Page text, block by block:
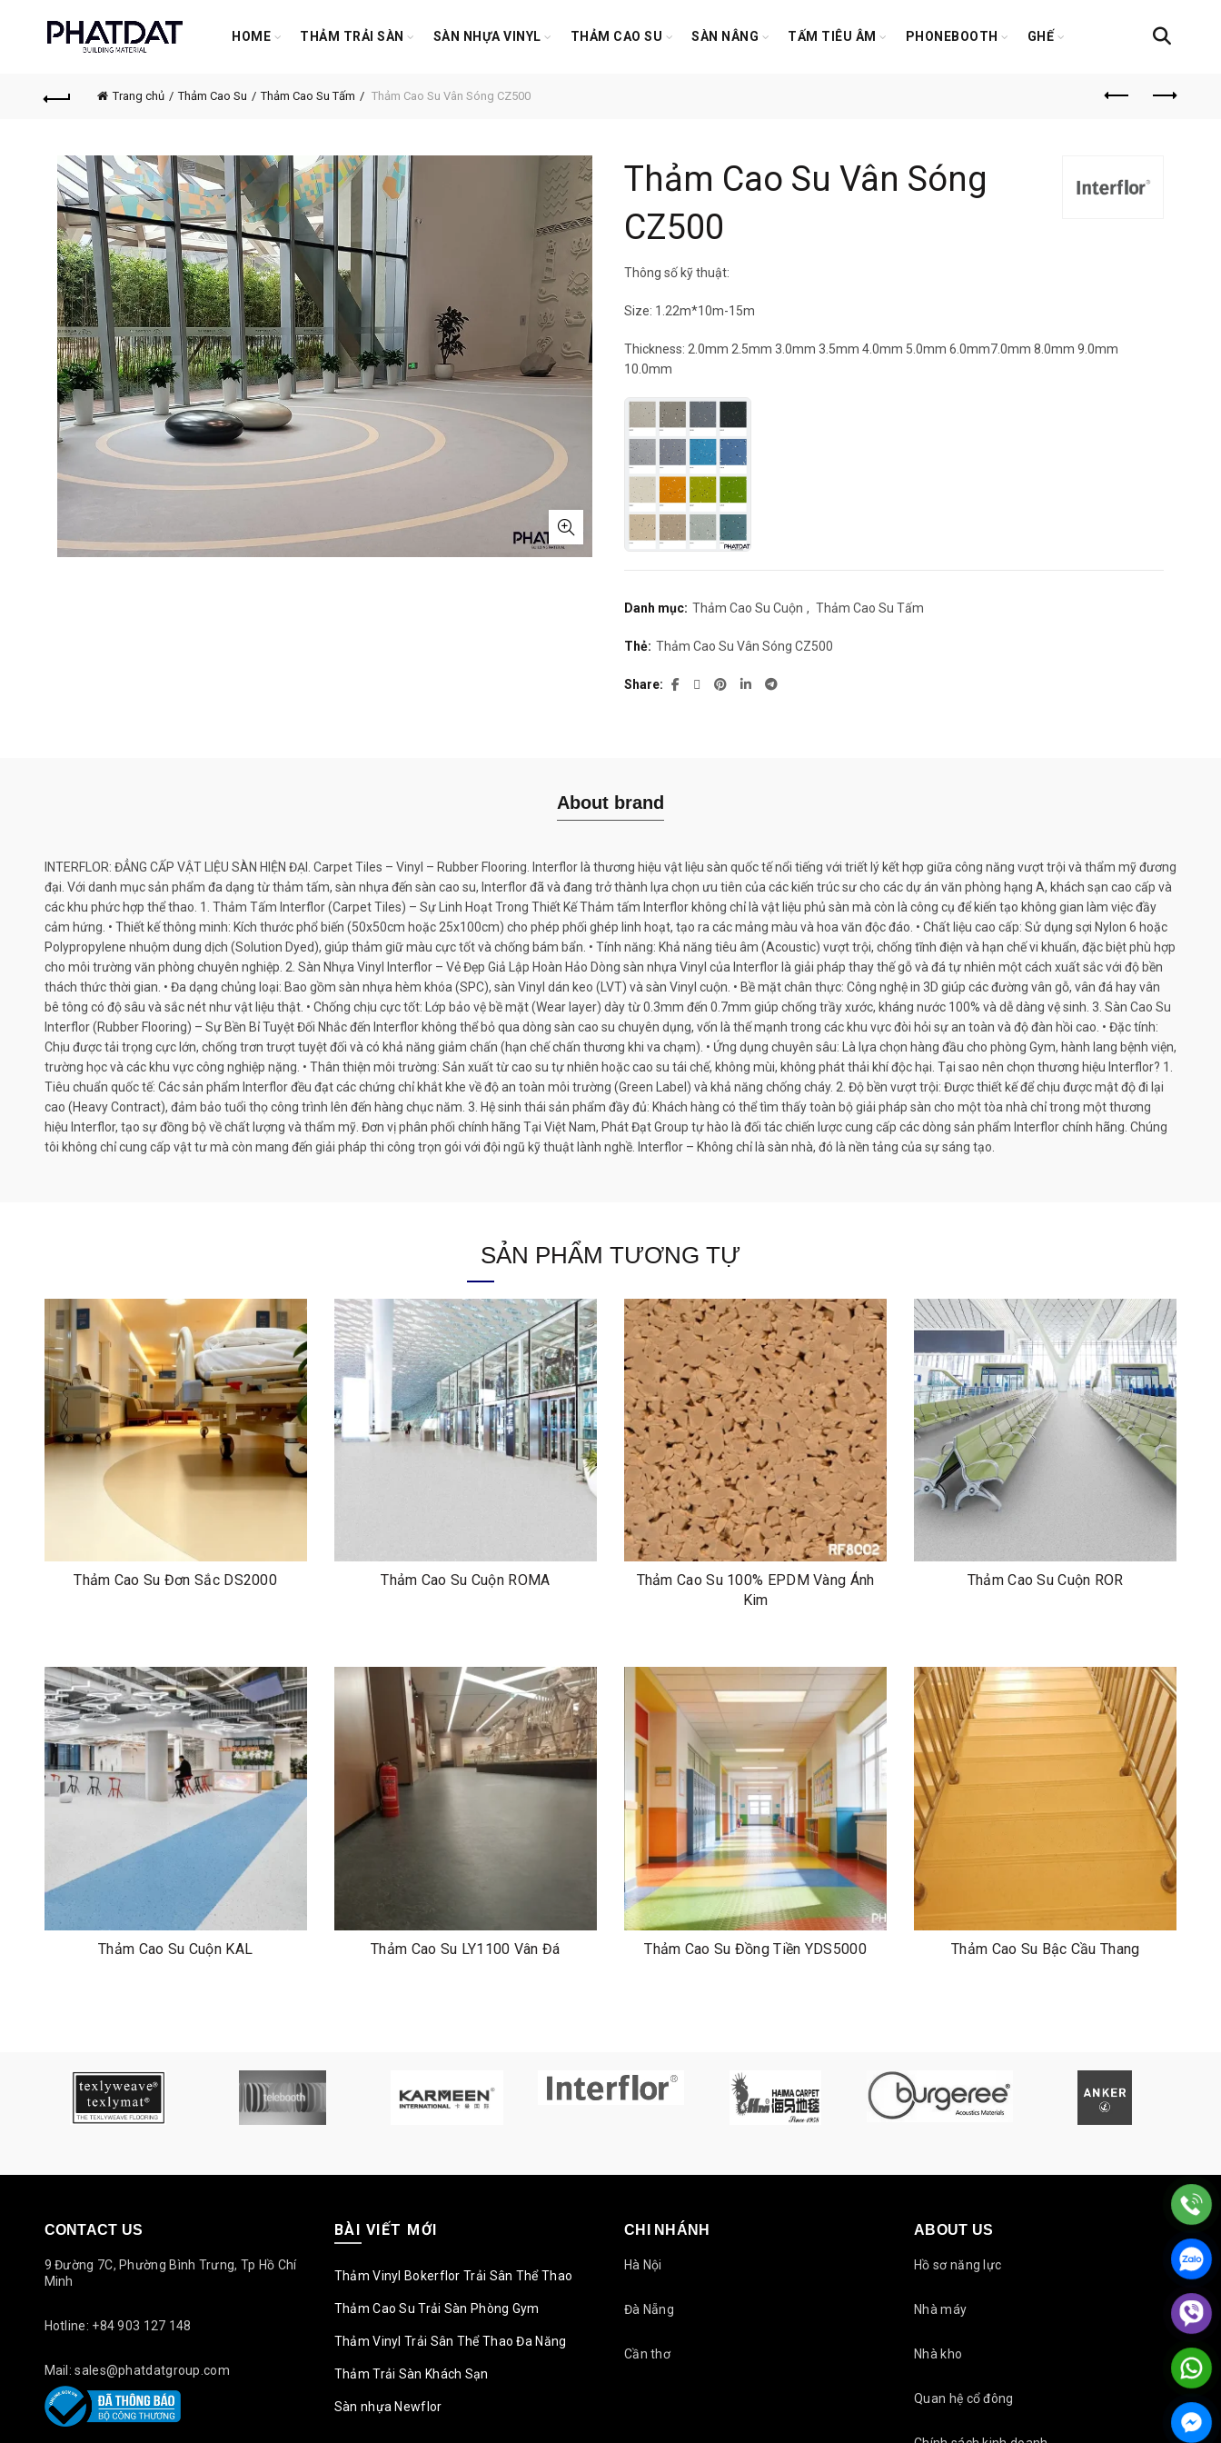
HOME THẢM TRẢI SÀN SÀN NHỰA VINYL THẢM CAO SU SÀN NÂNG TẤM TIÊU ÂM PHONEBOOTH GHẾ
Trang chủ Thảm Cao Su Thảm Cao Su Tấm Thảm Cao Su Vân Sóng CZ500
Thảm Cao Su Vân Sóng
CZ500
Thông số kỹ thuật:
Size: 1.22m*10m-15m
Thickness: 2.0mm 2.5mm 3.0mm 3.5mm 4.0mm 5.0mm 6.0mm7.0mm 8.0mm 9.0mm
10.0mm
Danh mục: Thảm Cao Su Cuộn , Thảm Cao Su Tấm
Thẻ: Thảm Cao Su Vân Sóng CZ500
Share
About brand
INTERFLOR: ĐẲNG CẤP VẬT LIỆU SÀN HIỆN ĐẠI. Carpet Tiles – Vinyl – Rubber Flooring. Interflor là thương hiệu vật liệu sàn quốc tế nổi tiếng với triết lý kết hợp giữa công năng vượt trội và thẩm mỹ đương
đại. Với danh mục sản phẩm đa dạng từ thảm tấm, sàn nhựa đến sàn cao su, Interflor đã và đang trở thành lựa chọn ưu tiên của các kiến trúc sư cho các dự án văn phòng hạng A, khách sạn cao cấp và
các khu phức hợp thể thao. 1. Thảm Tấm Interflor (Carpet Tiles) – Sự Linh Hoạt Trong Thiết Kế Thảm tấm Interflor không chỉ là vật liệu phủ sàn mà còn là công cụ để kiến tạo không gian làm việc đầy
cảm hứng. • Thiết kế thông minh: Kích thước phổ biến (50x50cm hoặc 25x100cm) cho phép phối ghép linh hoạt, tạo ra các mảng màu và hoa văn độc đáo. • Chất liệu cao cấp: Sử dụng sợi Nylon 6 hoặc
Polypropylene nhuộm dung dịch (Solution Dyed), giúp thảm giữ màu cực tốt và chống bám bẩn. • Tính năng: Khả năng tiêu âm (Acoustic) vượt trội, chống tĩnh điện và hạn chế vi khuẩn, đặc biệt phù hợp
cho môi trường văn phòng chuyên nghiệp. 2. Sàn Nhựa Vinyl Interflor – Vẻ Đẹp Giả Lập Hoàn Hảo Dòng sàn nhựa Vinyl của Interflor là giải pháp thay thế gỗ và đá tự nhiên một cách xuất sắc với độ bền
thách thức thời gian. • Đa dạng chủng loại: Bao gồm sàn nhựa hèm khóa (SPC), sàn Vinyl dán keo (LVT) và sàn Vinyl cuộn. • Bề mặt chân thực: Công nghệ in 3D giúp các đường vân gỗ, vân đá hay vân
bê tông có độ sâu và sắc nét như vật liệu thật. • Chống chịu cực tốt: Lớp bảo vệ bề mặt (Wear layer) dày từ 0.3mm đến 0.7mm giúp chống trầy xước, kháng nước 100% và dễ dàng vệ sinh. 3. Sàn Cao Su
Interflor (Rubber Flooring) – Sự Bền Bỉ Tuyệt Đối Nhắc đến Interflor không thể bỏ qua dòng sàn cao su chuyên dụng, vốn là thế mạnh trong các khu vực đòi hỏi sự an toàn và độ đàn hồi cao. • Đặc tính:
Chịu được tải trọng cực lớn, chống trơn trượt tuyệt đối và có khả năng giảm chấn (hạn chế chấn thương khi va chạm). • Ứng dụng chuyên sâu: Là lựa chọn hàng đầu cho phòng Gym, hành lang bệnh viện,
trường học và các khu vực công nghiệp nặng. • Thân thiện môi trường: Sản xuất từ cao su tự nhiên hoặc cao su tái chế, không mùi, không phát thải khí độc hại. Tại sao nên chọn thương hiệu Interflor? 1.
Tiêu chuẩn quốc tế: Các sản phẩm Interflor đều đạt các chứng chỉ khắt khe về độ an toàn môi trường (Green Label) và khả năng chống cháy. 2. Độ bền vượt trội: Được thiết kế để chịu được mật độ đi lại
cao (Heavy Contract), đảm bảo tuổi thọ công trình lên đến hàng chục năm. 3. Hệ sinh thái sản phẩm đầy đủ: Khách hàng có thể tìm thấy toàn bộ giải pháp sàn cho một tòa nhà chỉ trong một thương
hiệu Interflor, tạo sự đồng bộ về chất lượng và thẩm mỹ. Đơn vị phân phối chính hãng Tại Việt Nam, Phát Đạt Group tự hào là đối tác chiến lược cung cấp các dòng sản phẩm Interflor chính hãng. Chúng
tôi không chỉ cung cấp vật tư mà còn mang đến giải pháp thi công trọn gói với đội ngũ kỹ thuật lành nghề. Interflor – Không chỉ là sàn nhà, đó là nền tảng của sự sáng tạo.
SẢN PHẨM TƯƠNG TỰ
Thảm Cao Su Đơn Sắc DS2000 Thảm Cao Su Cuộn ROMA
Thảm Cao Su 100% EPDM Vàng Ánh
Kim
Thảm Cao Su Cuộn ROR
Thảm Cao Su Cuộn KAL Thảm Cao Su LY1100 Vân Đá Thảm Cao Su Đồng Tiền YDS5000 Thảm Cao Su Bậc Cầu Thang
CONTACT US
9 Đường 7C, Phường Bình Trưng, Tp Hồ Chí
Minh
Hotline: +84 903 127 148
Mail: sales@phatdatgroup.com
BÀI VIẾT MỚI
Thảm Vinyl Bokerflor Trải Sân Thể Thao
Thảm Cao Su Trải Sàn Phòng Gym
Thảm Vinyl Trải Sân Thể Thao Đa Năng
Thảm Trải Sàn Khách Sạn
Sàn nhựa Newflor
CHI NHÁNH
Hà Nội
Đà Nẵng
Cần thơ
ABOUT US
Hồ sơ năng lực
Nhà máy
Nhà kho
Quan hệ cổ đông